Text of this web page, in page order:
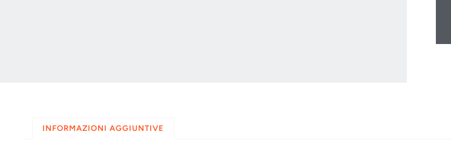
INFORMAZIONI AGGIUNTIVE